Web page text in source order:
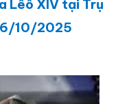
Lêô XIV tại Trụ
10/2025